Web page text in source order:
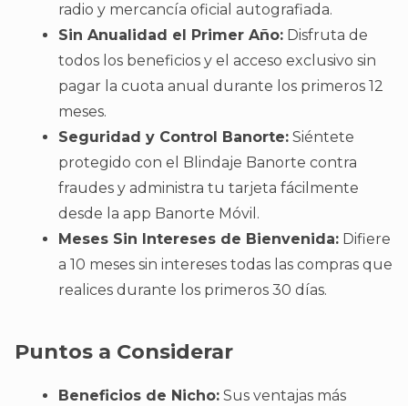
radio y mercancía oficial autografiada.
Sin Anualidad el Primer Año: Disfruta de
todos los beneficios y el acceso exclusivo sin
pagar la cuota anual durante los primeros 12
meses.
Seguridad y Control Banorte: Siéntete
protegido con el Blindaje Banorte contra
fraudes y administra tu tarjeta fácilmente
desde la app Banorte Móvil.
Meses Sin Intereses de Bienvenida: Difiere
a 10 meses sin intereses todas las compras que
realices durante los primeros 30 días.
Puntos a Considerar
Beneficios de Nicho: Sus ventajas más